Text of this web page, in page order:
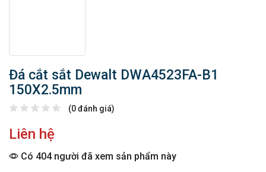
Đá cắt sắt Dewalt DWA4523FA-B1
150X2.5mm
(0 đánh giá)
Liên hệ
Có 404 người đã xem sản phẩm này